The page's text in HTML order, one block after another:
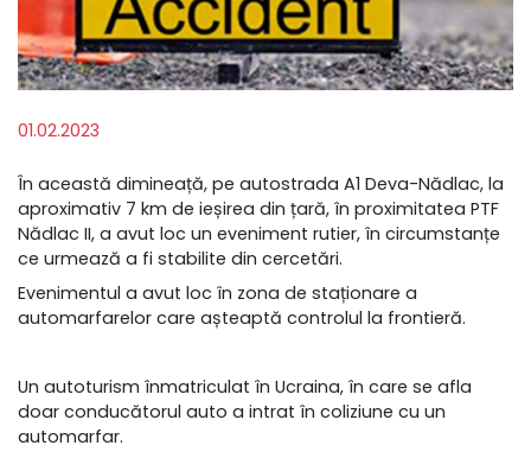
01.02.2023
În această dimineață, pe autostrada A1 Deva-Nădlac, la
aproximativ 7 km de ieșirea din țară, în proximitatea PTF
Nădlac II, a avut loc un eveniment rutier, în circumstanțe
ce urmează a fi stabilite din cercetări.
Evenimentul a avut loc în zona de staționare a
automarfarelor care așteaptă controlul la frontieră.
Un autoturism înmatriculat în Ucraina, în care se afla
doar conducătorul auto a intrat în coliziune cu un
automarfar.